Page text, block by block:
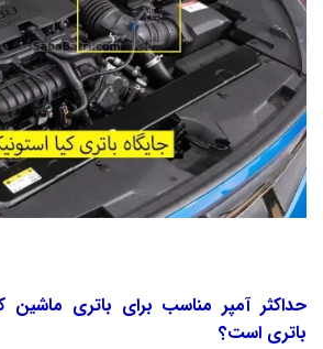
حداکثر آمپر مناسب برای باتری ماشین
باتری است؟